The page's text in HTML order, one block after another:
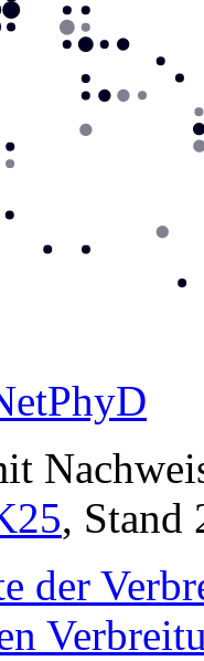
, Stand
der